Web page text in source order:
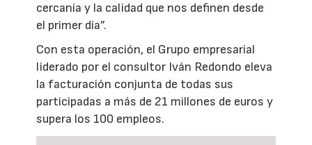
cercanía y la calidad que nos definen desde
el primer día”.
Con esta operación, el Grupo empresarial
liderado por el consultor Iván Redondo eleva
la facturación conjunta de todas sus
participadas a más de 21 millones de euros y
supera los 100 empleos.